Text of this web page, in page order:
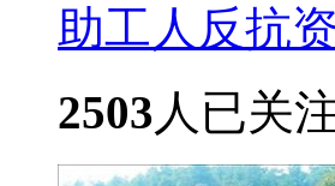
助工人反抗
2503 人已关